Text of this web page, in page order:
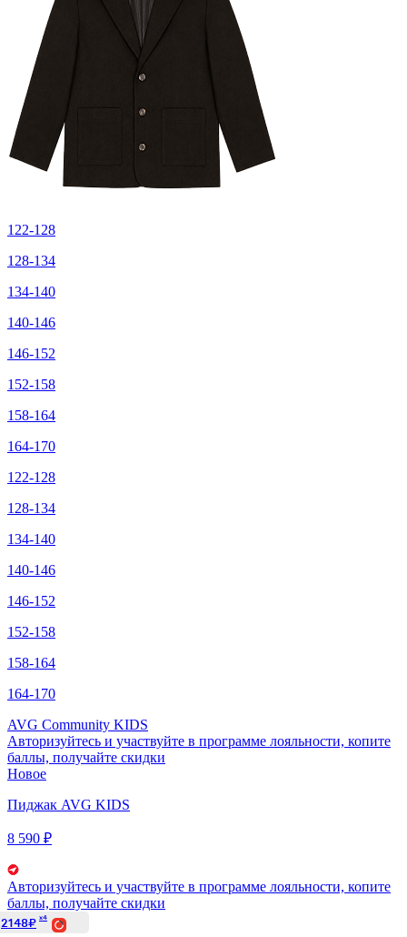
122-128
128-134
134-140
140-146
146-152
152-158
158-164
164-170
122-128
128-134
134-140
140-146
146-152
152-158
158-164
164-170
AVG Community KIDS
Авторизуйтесь и участвуйте в программе лояльности, копите
баллы, получайте скидки
Новое
Пиджак AVG KIDS
8 590 ₽
Авторизуйтесь и участвуйте в программе лояльности, копите
баллы, получайте скидки
2148₽ x4